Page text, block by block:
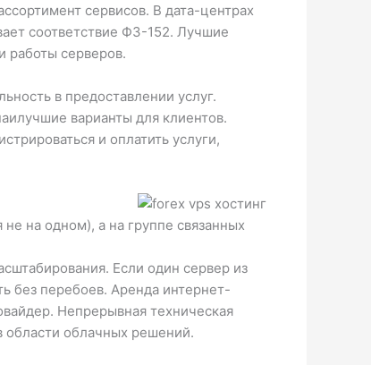
сервисов. В дата-центрах
соответствие ФЗ-152. Лучшие
работы серверов.
в предоставлении услуг.
варианты для клиентов.
и оплатить услуги,
на одном), а на группе связанных
Если один сервер из
без перебоев. Аренда интернет-
Непрерывная техническая
области облачных решений.